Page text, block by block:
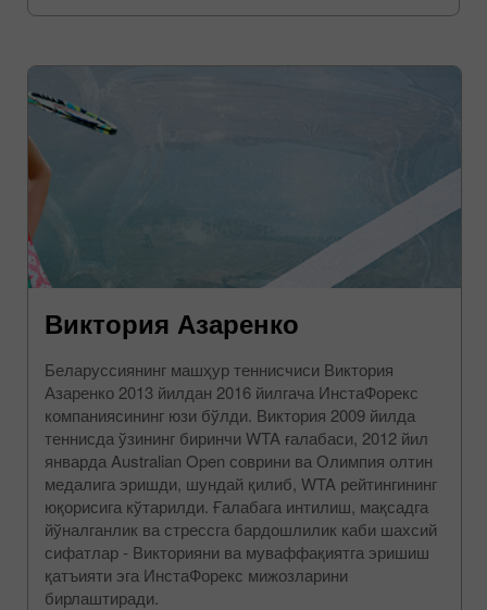
Виктория Азаренко
Беларуссиянинг машҳур теннисчиси Виктория
Азаренко 2013 йилдан 2016 йилгача ИнстаФорекс
компаниясининг юзи бўлди. Виктория 2009 йилда
теннисда ўзининг биринчи WTA ғалабаси, 2012 йил
январда Australian Open соврини ва Олимпия олтин
медалига эришди, шундай қилиб, WTA рейтингининг
юқорисига кўтарилди. Ғалабага интилиш, мақсадга
йўналганлик ва стрессга бардошлилик каби шахсий
сифатлар - Викторияни ва муваффақиятга эришиш
қатъияти эга ИнстаФорекс мижозларини
бирлаштиради.